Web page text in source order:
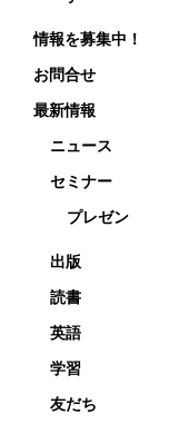
情報を募集中！
お問合せ
最新情報
ニュース
セミナー
プレゼン
出版
読書
英語
学習
友だち